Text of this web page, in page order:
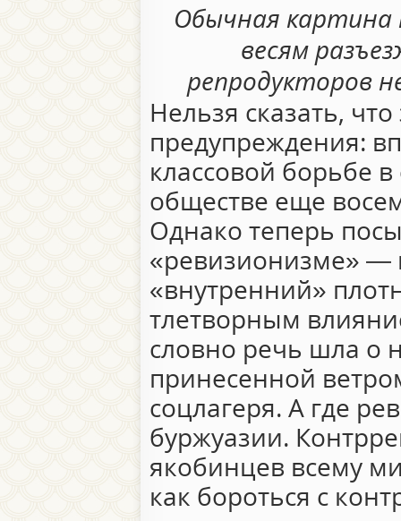
Обычная картина
весям
репродукторов
Нельзя сказать,
предупреждения:
классовой борьбе
обществе еще
Однако теперь
«ревизионизме» —
«внутренний»
тлетворным
словно речь шла о
принесенной
соцлагеря. А где
буржуазии.
якобинцев всему
как бороться с